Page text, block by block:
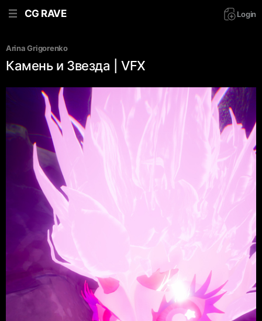
CG RAVE Login
Arina Grigorenko
Камень и Звезда | VFX